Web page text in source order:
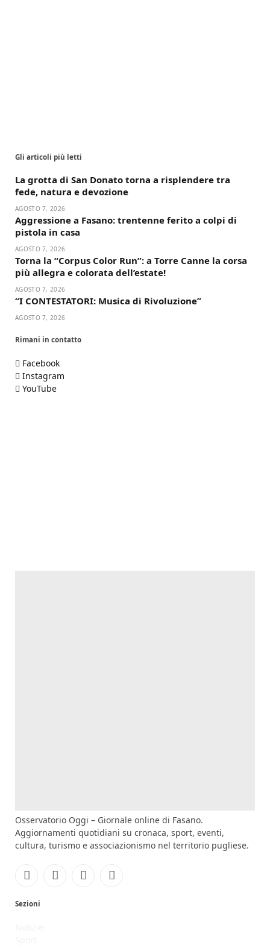
Gli articoli più letti
La grotta di San Donato torna a risplendere tra
fede, natura e devozione
AGOSTO 7, 2026
Aggressione a Fasano: trentenne ferito a colpi di
pistola in casa
AGOSTO 7, 2026
Torna la “Corpus Color Run”: a Torre Canne la corsa
più allegra e colorata dell’estate!
AGOSTO 7, 2026
“I CONTESTATORI: Musica di Rivoluzione”
AGOSTO 7, 2026
Rimani in contatto
Facebook
Instagram
YouTube
Osservatorio Oggi – Giornale online di Fasano.
Aggiornamenti quotidiani su cronaca, sport, eventi,
cultura, turismo e associazionismo nel territorio pugliese.
FacebookInstagramYouTubeRSS
Sezioni